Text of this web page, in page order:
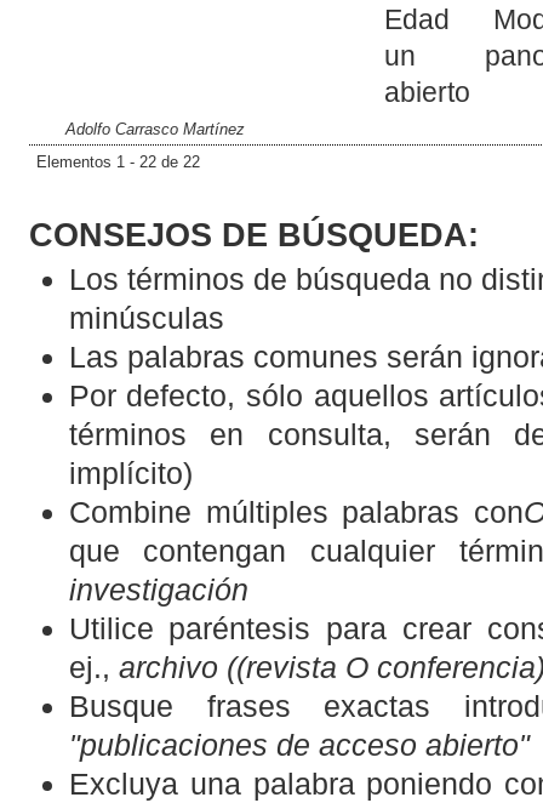
Edad
un
abierto
Adolfo Carrasco Martínez
Elementos 1 - 22 de 22
CONSEJOS DE BÚSQUEDA:
Los términos de búsqueda no
minúsculas
Las palabras comunes serán
Por defecto, sólo aquellos
términos en consulta, serán
implícito)
Combine múltiples palabras con
que contengan cualquier
investigación
Utilice paréntesis para crear
ej., archivo ((revista O
Busque frases exactas
"publicaciones de acceso abierto"
Excluya una palabra poniendo